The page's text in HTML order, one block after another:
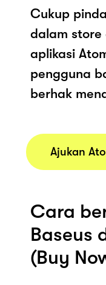
Cukup
dalam
aplikasi
pengguna
berhak
Ajukan
Cara
Baseus
(Buy